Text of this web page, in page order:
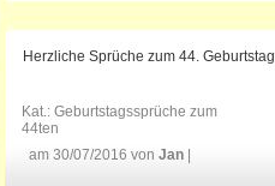
Herzliche Sprüche zum 44. Geburtstag
Kat.: Geburtstagssprüche zum
44ten
am 30/07/2016 von Jan